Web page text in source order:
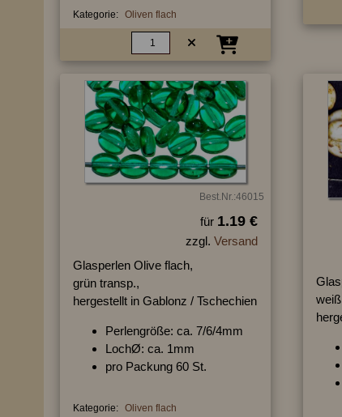
Kategorie: Oliven flach
Best.Nr.:46015
für 1.19 €
zzgl. Versand
Glasperlen Olive flach,
grün transp.,
hergestellt in Gablonz / Tschechien
Perlengröße: ca. 7/6/4mm
LochØ: ca. 1mm
pro Packung 60 St.
Kategorie: Oliven flach